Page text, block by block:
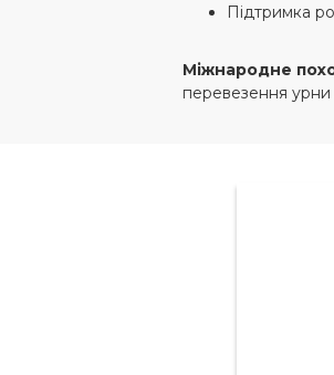
Підтримка
Міжнародне
перевезення